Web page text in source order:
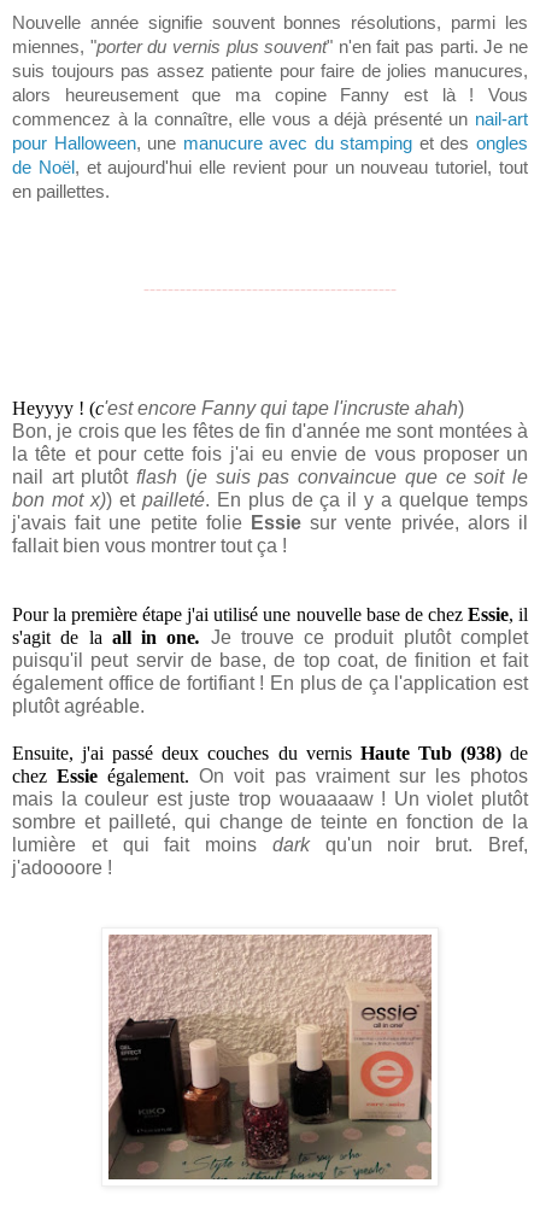
Nouvelle année signifie souvent bonnes résolutions, parmi les
miennes, "porter du vernis plus souvent" n'en fait pas parti. Je ne
suis toujours pas assez patiente pour faire de jolies manucures,
alors heureusement que ma copine Fanny est là ! Vous
commencez à la connaître, elle vous a déjà présenté un nail-art
pour Halloween, une manucure avec du stamping et desongles
de Noël, et aujourd'hui elle revient pour un nouveau tutoriel, tout
en paillettes.
------------------------------------------
Heyyyy ! (c'est encore Fanny qui tape l'incruste ahah)
Bon, je crois que les fêtes de fin d'année me sont montées à
la tête et pour cette fois j'ai eu envie de vous proposer un
nail art plutôt flash (je suis pas convaincue que ce soit le
bon mot x)) et pailleté. En plus de ça il y a quelque temps
j'avais fait une petite folie Essie sur vente privée, alors il
fallait bien vous montrer tout ça !
Pour la première étape j'ai utilisé une nouvelle base de chez Essie, il
s'agit de la all in one. Je trouve ce produit plutôt complet
puisqu'il peut servir de base, de top coat, de finition et fait
également office de fortifiant ! En plus de ça l'application est
plutôt agréable.
Ensuite, j'ai passé deux couches du vernis Haute Tub (938) de
chez Essie également. On voit pas vraiment sur les photos
mais la couleur est juste trop wouaaaaw ! Un violet plutôt
sombre et pailleté, qui change de teinte en fonction de la
lumière et qui fait moins dark qu'un noir brut. Bref,
j'adoooore !